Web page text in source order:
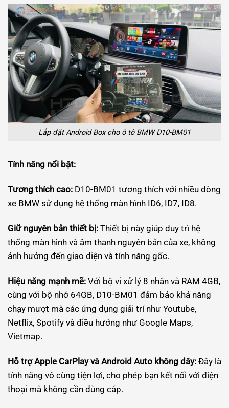
Lắp đặt Android Box cho ô tô BMW D10-BM01
Tính năng nổi bật:
Tương thích cao: D10-BM01 tương thích với nhiều dòng
xe BMW sử dụng hệ thống màn hình ID6, ID7, ID8.
Giữ nguyên bản thiết bị: Thiết bị này giúp duy trì hệ
thống màn hình và âm thanh nguyên bản của xe, không
ảnh hưởng đến giao diện và tính năng gốc.
Hiệu năng mạnh mẽ: Với bộ vi xử lý 8 nhân và RAM 4GB,
cùng với bộ nhớ 64GB, D10-BM01 đảm bảo khả năng
chạy mượt mà các ứng dụng giải trí như Youtube,
Netflix, Spotify và điều hướng như Google Maps,
Vietmap.
Hỗ trợ Apple CarPlay và Android Auto không dây: Đây là
tính năng vô cùng tiện lợi, cho phép bạn kết nối với điện
thoại mà không cần dùng cáp.